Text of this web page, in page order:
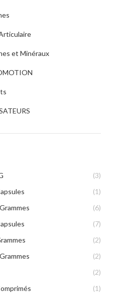
Victor Martinez
Signature
Zumub Nutrition
et Minéraux
(3)
(1)
(6)
(7)
(2)
(2)
(2)
(1)